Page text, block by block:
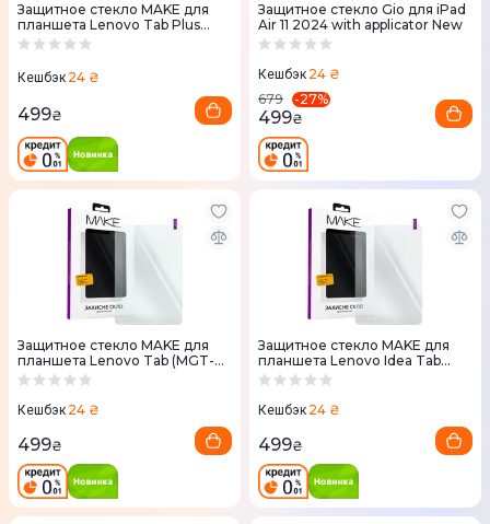
Защитное стекло MAKE для
планшета Lenovo Tab Plus
(MGT-LTP)
Кешбэк 24 ₴
499₴
Защитное стекло Gio для iPad
Air 11 2024 with applicator New
Кешбэк 24 ₴
679
-27%
499₴
Защитное стекло MAKE для
планшета Lenovo Tab (MGT-
LT)
Кешбэк 24 ₴
499₴
Защитное стекло MAKE для
планшета Lenovo Idea Tab
(MGT-LIT)
Кешбэк 24 ₴
499₴